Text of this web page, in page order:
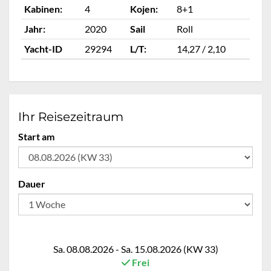
Kabinen: 4 Kojen:
8+1
Jahr:
2020 Sail
Roll
Yacht-ID
29294 L/T: 14,27 / 2,10
Ihr Reisezeitraum
Start am
Dauer
Sa. 08.08.2026 - Sa. 15.08.2026 (KW 33)
Frei